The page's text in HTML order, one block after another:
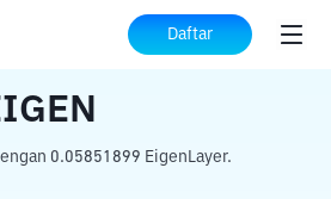
Daftar
ke EIGEN
0.05851899 EigenLayer.